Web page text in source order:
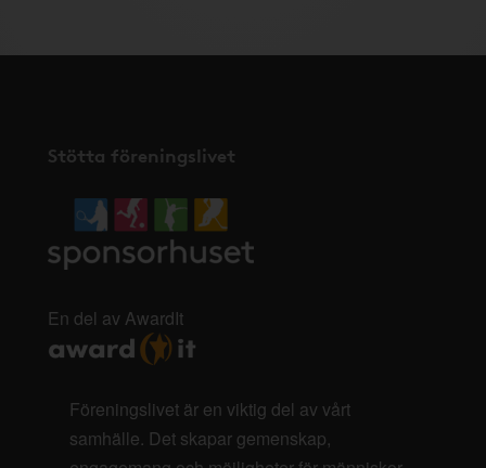
Stötta föreningslivet
En del av AwardIt
Föreningslivet är en viktig del av vårt
samhälle. Det skapar gemenskap,